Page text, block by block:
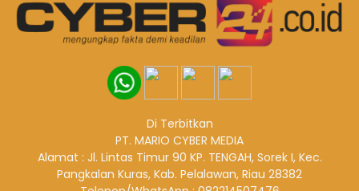
Di Terbitkan
PT. MARIO CYBER MEDIA
Alamat : Jl. Lintas Timur 90 KP. TENGAH, Sorek I, Kec.
Pangkalan Kuras, Kab. Pelalawan, Riau 28382